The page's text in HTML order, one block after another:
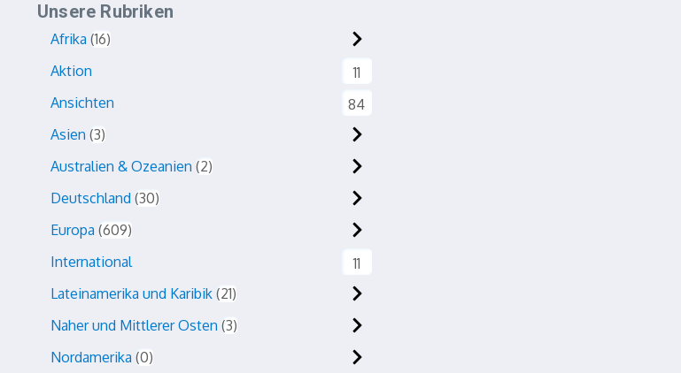
Unsere Rubriken
Afrika 16
Aktion
11
Ansichten
84
Asien 3
Australien & Ozeanien 2
Deutschland 30
Europa 609
International
11
Lateinamerika und Karibik 21
Naher und Mittlerer Osten 3
Nordamerika 0